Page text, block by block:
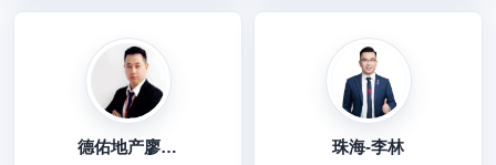
德佑地产廖军飞 珠海-李林